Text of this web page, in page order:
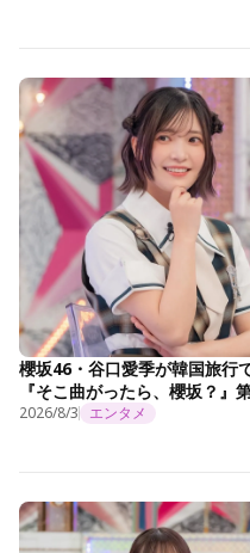
櫻坂46・谷口愛季が韓国旅行
『そこ曲がったら、櫻坂？』
2026/8/3 エンタメ